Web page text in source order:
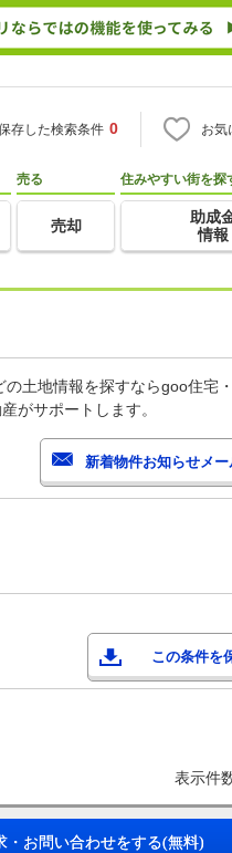
存した検索条件 0 お気
売る
売却
住みやすい街を探
助成
情報
土地情報を探すならgoo住宅・
がサポートします。
この条件を
表示件
・お問い合わせをする(無料)